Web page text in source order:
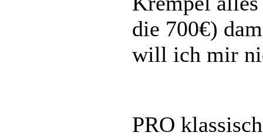
die 700€)
will ich mir
PRO